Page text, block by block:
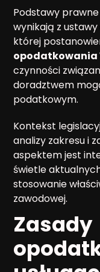
Podstawy
wynikają z
której
opodatkowania
czynności
doradztwem
podatkowym.
Kontekst
analizy zakresu i
aspektem jest
świetle
stosowanie
zawodowej.
Zasady